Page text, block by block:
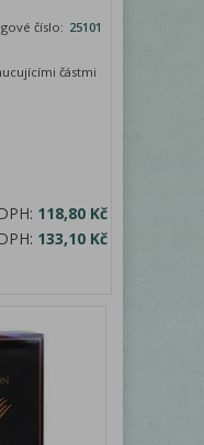
číslo: 25101
částmi
118,80 Kč
133,10 Kč